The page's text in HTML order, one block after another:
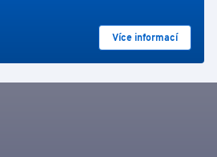
Více informací